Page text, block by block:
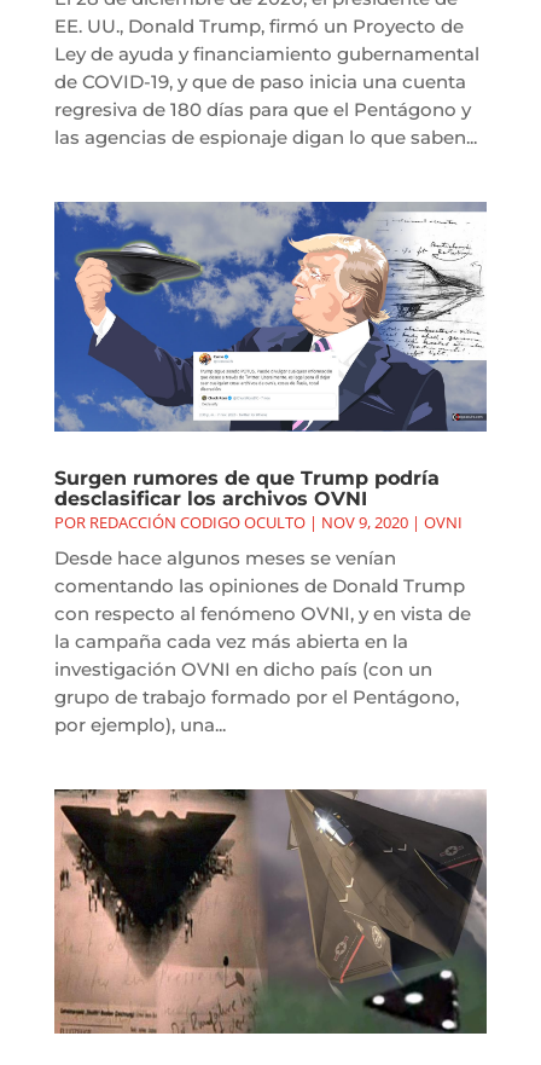
EE. UU., Donald Trump, firmó un Proyecto de
Ley de ayuda y financiamiento gubernamental
de COVID-19, y que de paso inicia una cuenta
regresiva de 180 días para que el Pentágono y
las agencias de espionaje digan lo que saben...
Surgen rumores de que Trump podría
desclasificar los archivos OVNI
POR REDACCIÓN CODIGO OCULTO| NOV 9, 2020| OVNI
Desde hace algunos meses se venían
comentando las opiniones de Donald Trump
con respecto al fenómeno OVNI, y en vista de
la campaña cada vez más abierta en la
investigación OVNI en dicho país (con un
grupo de trabajo formado por el Pentágono,
por ejemplo), una...